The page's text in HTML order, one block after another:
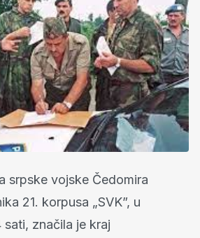
srpske vojske Čedomira
21. korpusa „SVK”, u
značila je kraj